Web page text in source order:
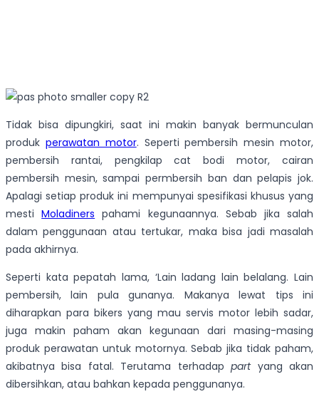
Tidak bisa dipungkiri, saat ini makin banyak bermunculan
produk perawatan motor. Seperti pembersih mesin motor,
pembersih rantai, pengkilap cat bodi motor, cairan
pembersih mesin, sampai permbersih ban dan pelapis jok.
Apalagi setiap produk ini mempunyai spesifikasi khusus yang
mestiMoladiners pahami kegunaannya. Sebab jika salah
dalam penggunaan atau tertukar, maka bisa jadi masalah
pada akhirnya.
Seperti kata pepatah lama, ‘Lain ladang lain belalang. Lain
pembersih, lain pula gunanya. Makanya lewat tips ini
diharapkan para bikers yang mau servis motor lebih sadar,
juga makin paham akan kegunaan dari masing-masing
produk perawatan untuk motornya. Sebab jika tidak paham,
akibatnya bisa fatal. Terutama terhadappartyang akan
dibersihkan, atau bahkan kepada penggunanya.